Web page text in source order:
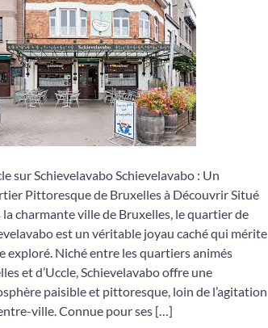
Charme
de
Schievelavabo
à
Bruxelles
sur Schievelavabo Schievelavabo : Un
Pittoresque de Bruxelles à Découvrir Situé
la charmante ville de Bruxelles, le quartier de
est un véritable joyau caché qui mérite
exploré. Niché entre les quartiers animés
et d’Uccle, Schievelavabo offre une
paisible et pittoresque, loin de l’agitation
ville. Connue pour ses […]